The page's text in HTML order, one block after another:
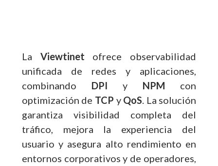
La Viewtinet ofrece observabilidad
unificada de redes y aplicaciones,
combinando DPI y NPM con
optimización de TCP y QoS . La solución
garantiza visibilidad completa del
tráfico, mejora la experiencia del
usuario y asegura alto rendimiento en
entornos corporativos y de operadores,